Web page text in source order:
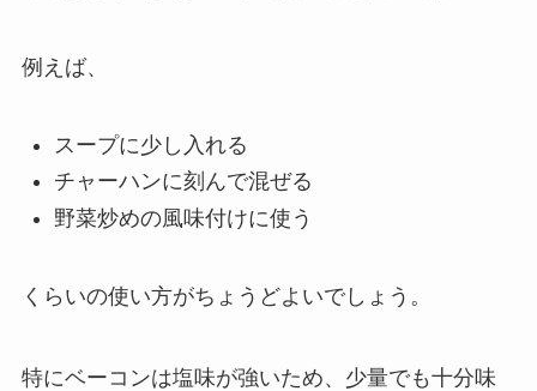
例えば、
スープに少し入れる
チャーハンに刻んで混ぜる
野菜炒めの風味付けに使う
くらいの使い方がちょうどよいでしょう。
特にベーコンは塩味が強いため、少量でも十分味